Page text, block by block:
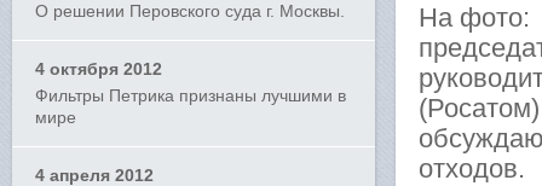
О решении Перовского суда г. Москвы.
4 октября 2012
Фильтры Петрика признаны лучшими в
мире
4 апреля 2012
На фото:
отходов.